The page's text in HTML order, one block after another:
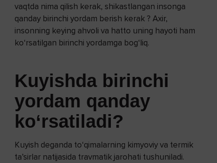
vaqtda nima qilish kerak, shikastlangan insonga
qanday birinchi yordam berish kerak ? Axir,
insonning keying ahvoli va hatto uning hayoti ham
ko‘rsatilgan birinchi yordamga bog‘liq.
Kuyishda birinchi
yordam qanday
ko‘rsatiladi?
Kuyish deganda to‘qimalarning kimyoviy va termik
ta’sirlar natijasida travmatik jarohati tushuniladi.